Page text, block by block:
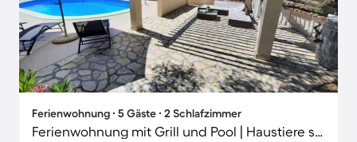
Ferienwohnung ∙ 5 Gäste ∙ 2 Schlafzimmer
Ferienwohnung mit Grill und Pool | Haustiere sind willkommen